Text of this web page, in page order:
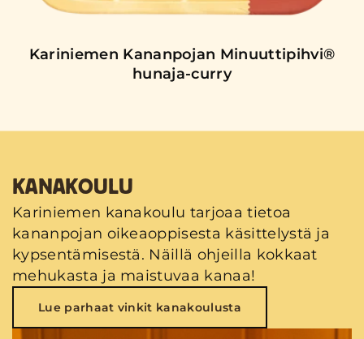
Kariniemen Kananpojan Minuuttipihvi®
hunaja-curry
KANAKOULU
Kariniemen kanakoulu tarjoaa tietoa
kananpojan oikeaoppisesta käsittelystä ja
kypsentämisestä. Näillä ohjeilla kokkaat
mehukasta ja maistuvaa kanaa!
Lue parhaat vinkit kanakoulusta